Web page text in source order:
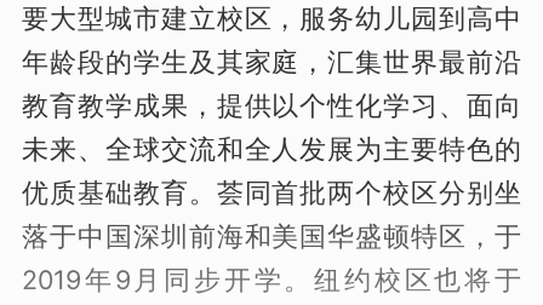
要大型城市建立校区，服务幼儿园到高中
年龄段的学生及其家庭，汇集世界最前沿
教育教学成果，提供以个性化学习、面向
未来、全球交流和全人发展为主要特色的
优质基础教育。荟同首批两个校区分别坐
落于中国深圳前海和美国华盛顿特区，于
2019年9月同步开学。纽约校区也将于